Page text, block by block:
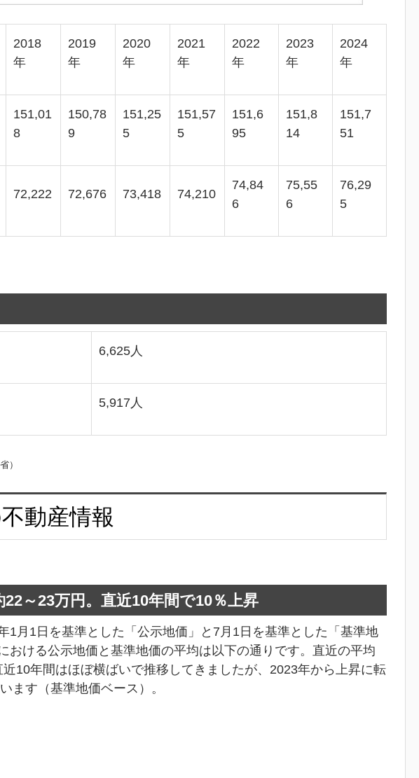
2018
年
2019
年
2020
年
2021
年
2022
年
2023
年
2024
年
151,01
8
150,78
9
151,25
5
151,57
5
151,6
95
151,8
14
151,7
51
72,222 72,676 73,418 74,210
74,84
6
75,55
6
76,29
5
6,625人
5,917人
）
動産情報
～23万円。直近10年間で10％上昇
1月1日を基準とした「公示地価」と7月1日を基準とした「基準地
おける公示地価と基準地価の平均は以下の通りです。直近の平均
10年間はほぼ横ばいで推移してきましたが、2023年から上昇に転
ます（基準地価ベース）。